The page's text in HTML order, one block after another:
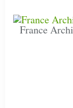
France